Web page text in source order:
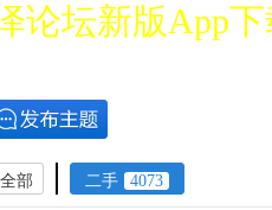
论坛新版App
全部 二手 4073